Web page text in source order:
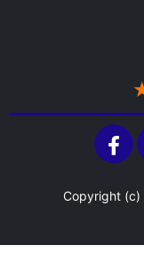
Copyright (c)